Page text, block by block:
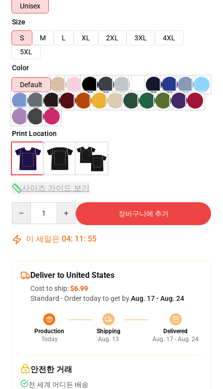
Unisex
Size
S
M L XL 2XL 3XL
4XL
5XL
Color
Default
Print Location
사이즈 가이드 보기
장바구니에 추가
이 세일은 04: 11 : 54
Deliver to United States
Cost to ship:$6.99
Standard - Order today to get byAug. 17 - Aug. 24
Production
Today
Shipping
Aug. 13
Delivered
Aug. 17 - Aug. 24
안전한 거래
전 세계 어디든 배송